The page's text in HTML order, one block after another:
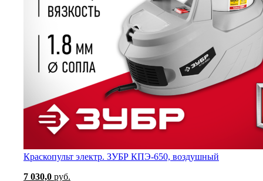
Краскопульт электр. ЗУБР КПЭ-650, воздушный
7 030,0 руб.